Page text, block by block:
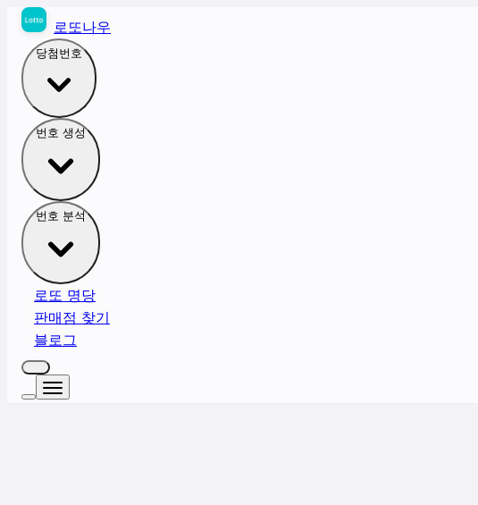
로또나우
당첨번호
번호 생성
번호 분석
로또 명당
판매점 찾기
블로그